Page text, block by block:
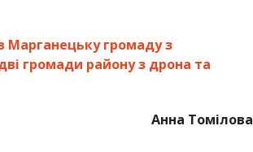
Марганецьку громаду з
громади району з дрона та
Анна Томілова